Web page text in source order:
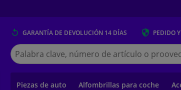
GARANTÍA DE DEVOLUCIÓN 14 DÍAS PEDIDO
Buscar
en
Winparts.es
Piezas de auto Alfombrillas para coche